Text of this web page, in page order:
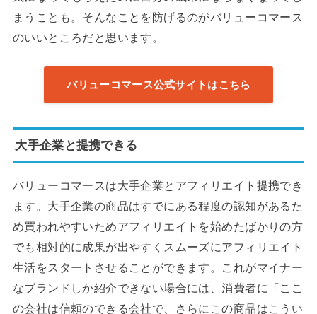
まうことも。そんなことを防げるのがバリューコマース
のいいところだと思います。
バリューコマース公式サイトはこちら
大手企業と提携できる
バリューコマースは大手企業とアフィリエイト提携でき
ます。大手企業の商品はすでにある程度の認知があるた
め買われやすいためアフィリエイトを始めたばかりの方
でも相対的に成果が出やすくスムーズにアフィリエイト
生活をスタートさせることができます。これがマイナー
なブランドしか紹介できない場合には、消費者に「ここ
の会社は信頼のできる会社で、さらにこの商品はこうい